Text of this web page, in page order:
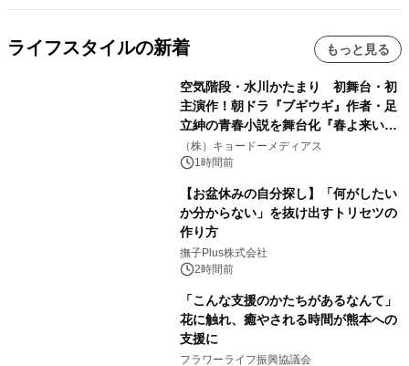
ライフスタイルの新着 もっと見る
空気階段・水川かたまり 初舞台・初
主演作！朝ドラ『ブギウギ』作者・足
立紳の青春小説を舞台化『春よ来い、
マジで来い』キービジュアル解禁！
（株）キョードーメディアス
1時間前
【お盆休みの自分探し】「何がしたい
か分からない」を抜け出すトリセツの
作り方
撫子Plus株式会社
2時間前
「こんな支援のかたちがあるなんて」
花に触れ、癒やされる時間が熊本への
支援に
フラワーライフ振興協議会